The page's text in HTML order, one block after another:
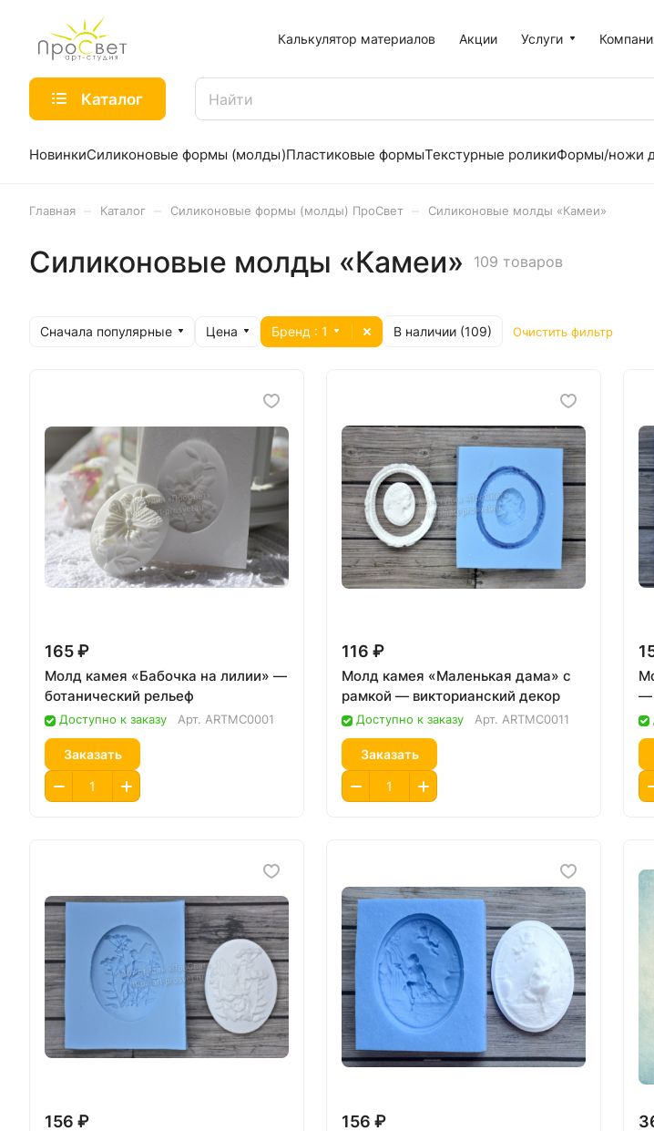
Калькулятор материалов Акции Услуги
Каталог
НовинкиСиликоновые формы (молды)Пластиковые формыТекстурные роликиФормы/ножи
Главная Каталог Силиконовые формы (молды) ПроСвет Силиконовые молды «Камеи»
Силиконовые молды «Камеи» 109 товаров
Сначала популярные Цена Бренд : 1 В наличии (109) Очистить фильтр
165 ₽
Молд камея «Бабочка на лилии» —
ботанический рельеф
Доступно к заказу Арт. ARTMC0001
Заказать
116 ₽
Молд камея «Маленькая дама» с
рамкой — викторианский декор
Доступно к заказу Арт. ARTMC0011
Заказать
—
156 ₽ 156 ₽